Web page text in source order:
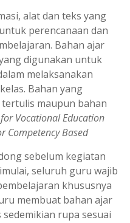
alat dan teks yang
perencanaan dan
Bahan ajar
digunakan untuk
melaksanakan
Bahan yang
maupun bahan
Vocational Education
Competency Based
sebelum kegiatan
seluruh guru wajib
khususnya
membuat bahan ajar
rupa sesuai